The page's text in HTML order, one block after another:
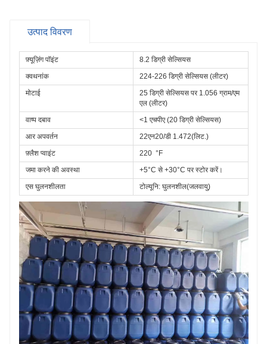
उत्पाद विवरण
फ़्यूज़िंग पॉइंट
8.2 डिग्री सेल्सियस
क्वथनांक
224-226 डिग्री सेल्सियस (लीटर)
मोटाई
25 डिग्री सेल्सियस पर 1.056 ग्राम/एम
एल (लीटर)
वाष्प दबाव
<1 एचपीए (20 डिग्री सेल्सियस)
आर अपवर्तन
22एन20/डी 1.472(लिट.)
फ़्लैश प्वाइंट
220  °F
जमा करने की अवस्था
+5°C से +30°C पर स्टोर करें।
एस घुलनशीलता टोल्यूनि: घुलनशील(जलवायु)